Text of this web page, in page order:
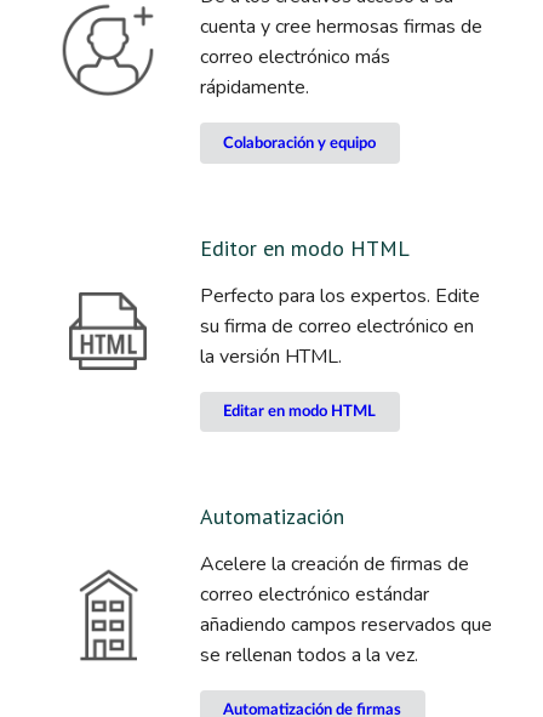
cuenta y cree hermosas firmas de
correo electrónico más
rápidamente.
Colaboración y equipo
Editor en modo HTML
Perfecto para los expertos. Edite
su firma de correo electrónico en
la versión HTML.
Editar en modo HTML
Automatización
Acelere la creación de firmas de
correo electrónico estándar
añadiendo campos reservados que
se rellenan todos a la vez.
Automatización de firmas